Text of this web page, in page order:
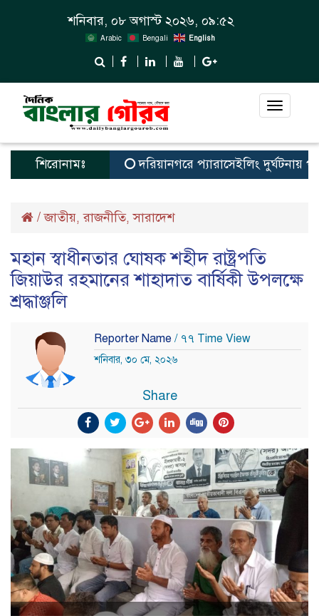
শনিবার, ০৮ অগাস্ট ২০২৬, ০৯:৫২
Arabic Bengali English
Toggle
শিরোনামঃ দরিয়ানগরে প্যারাসেইলিং দুর্ঘটনায়
/জাতীয়,রাজনীতি,সারাদেশ
মহান স্বাধীনতার ঘোষক শহীদ রাষ্ট্রপতি
জিয়াউর রহমানের শাহাদাত বার্ষিকী উপলক্ষে
শ্রদ্ধাঞ্জলি
Reporter Name / ৭৭ Time View
শনিবার, ৩০ মে, ২০২৬
Share